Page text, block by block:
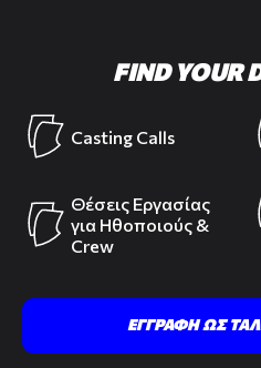
FIND YOUR
Casting Calls
Θέσεις Εργασίας
για Ηθοποιούς &
Crew
ΕΓΓΡΑΦΗ ΩΣ